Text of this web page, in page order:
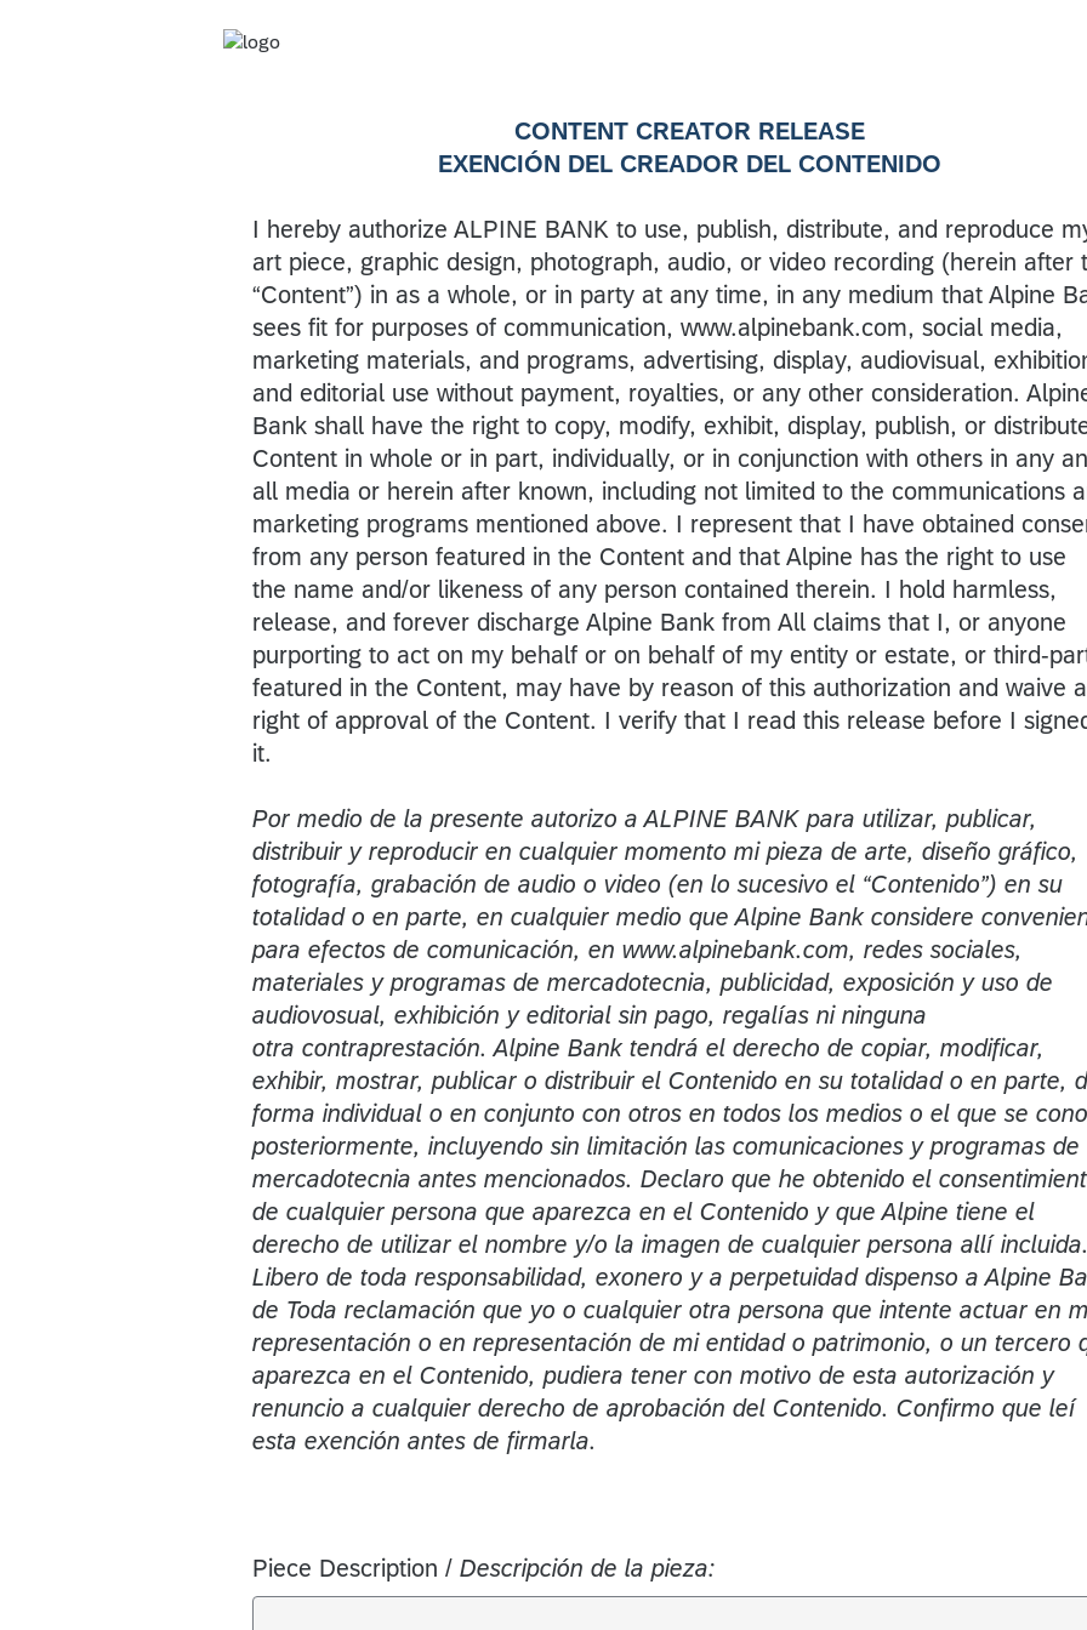
CONTENT CREATOR RELEASE
EXENCIÓN DEL CREADOR DEL CONTENIDO
I hereby authorize ALPINE BANK to use, publish, distribute, and reproduce
art piece, graphic design, photograph, audio, or video recording (herein after
“Content”) in as a whole, or in party at any time, in any medium that Alpine
sees fit for purposes of communication, www.alpinebank.com, social media,
marketing materials, and programs, advertising, display, audiovisual,
and editorial use without payment, royalties, or any other consideration.
Bank shall have the right to copy, modify, exhibit, display, publish, or
Content in whole or in part, individually, or in conjunction with others in any
all media or herein after known, including not limited to the communications
marketing programs mentioned above. I represent that I have obtained
from any person featured in the Content and that Alpine has the right to use
the name and/or likeness of any person contained therein. I hold harmless,
release, and forever discharge Alpine Bank from All claims that I, or anyone
purporting to act on my behalf or on behalf of my entity or estate, or third-
featured in the Content, may have by reason of this authorization and waive
right of approval of the Content. I verify that I read this release before I
it.
Por medio de la presente autorizo a ALPINE BANK para utilizar, publicar,
distribuir y reproducir en cualquier momento mi pieza de arte, diseño gráfico,
fotografía, grabación de audio o video (en lo sucesivo el “Contenido”) en su
totalidad o en parte, en cualquier medio que Alpine Bank considere
para efectos de comunicación, en www.alpinebank.com, redes sociales,
materiales y programas de mercadotecnia, publicidad, exposición y uso de
audiovosual, exhibición y editorial sin pago, regalías ni ninguna
otra contraprestación. Alpine Bank tendrá el derecho de copiar, modificar,
exhibir, mostrar, publicar o distribuir el Contenido en su totalidad o en parte,
forma individual o en conjunto con otros en todos los medios o el que se
posteriormente, incluyendo sin limitación las comunicaciones y programas de
mercadotecnia antes mencionados. Declaro que he obtenido el
de cualquier persona que aparezca en el Contenido y que Alpine tiene el
derecho de utilizar el nombre y/o la imagen de cualquier persona allí incluida.
Libero de toda responsabilidad, exonero y a perpetuidad dispenso a Alpine
de Toda reclamación que yo o cualquier otra persona que intente actuar en
representación o en representación de mi entidad o patrimonio, o un tercero
aparezca en el Contenido, pudiera tener con motivo de esta autorización y
renuncio a cualquier derecho de aprobación del Contenido. Confirmo que leí
esta exención antes de firmarla.
Piece Description / Descripción de la pieza: